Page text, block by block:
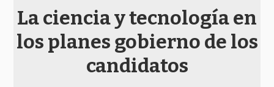
La ciencia y tecnología en
los planes gobierno de los
candidatos